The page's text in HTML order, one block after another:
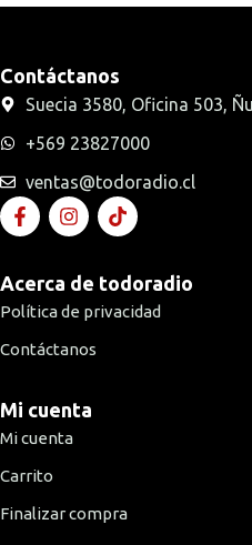
Contáctanos
Suecia 3580, Oficina 503,
+569 23827000
ventas@todoradio.cl
Acerca de todoradio
Política de privacidad
Contáctanos
Mi cuenta
Mi cuenta
Carrito
Finalizar compra